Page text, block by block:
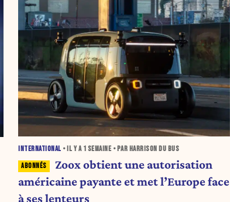
INTERNATIONAL • IL Y A 1 SEMAINE • PAR HARRISON DU BUS
Zoox obtient une autorisation
américaine payante et met l’Europe face
à ses lenteurs